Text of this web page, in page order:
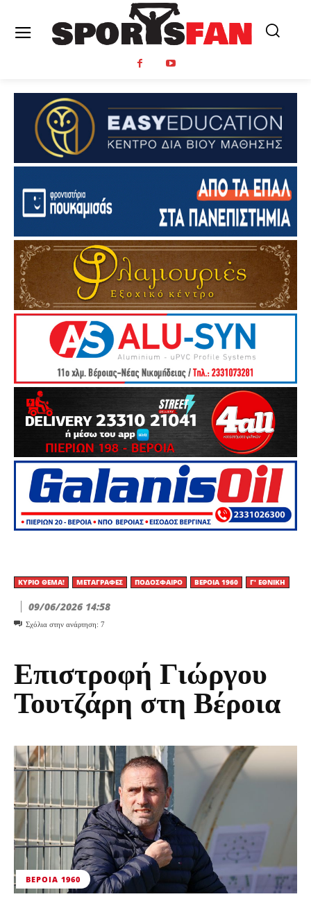
ΚΎΡΙΟ ΘΈΜΑ! ΜΕΤΑΓΡΑΦΈΣ ΠΟΔΌΣΦΑΙΡΟ ΒΕΡΟΙΑ 1960 Γ' ΕΘΝΙΚΉ
09/06/2026 14:58
Σχόλια στην ανάρτηση: 7
Επιστροφή Γιώργου
Τουτζάρη στη Βέροια
ΒΕΡΟΙΑ 1960